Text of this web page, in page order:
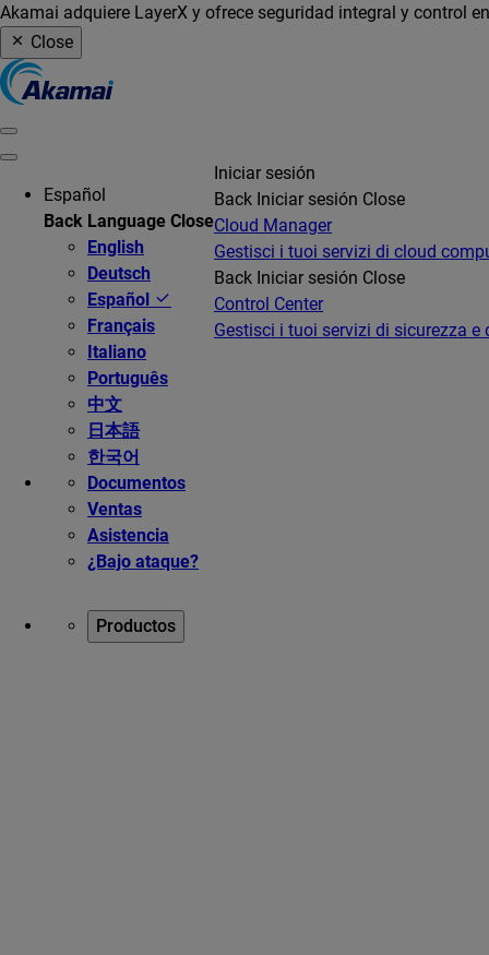
Akamai adquiere LayerX y ofrece seguridad integral y control
Close
Español
Back Language Close
English
Deutsch
Español
Français
Italiano
Português
中文
日本語
한국어
Documentos
Ventas
Asistencia
¿Bajo ataque?
Iniciar sesión
Back Iniciar sesión Close
Cloud Manager
Gestisci i tuoi servizi di cloud
Back Iniciar sesión Close
Control Center
Gestisci i tuoi servizi di sicurezza e
Productos